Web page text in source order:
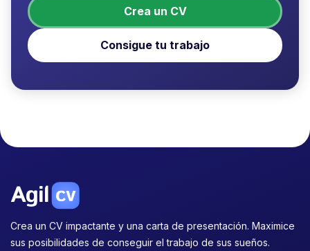
Crea un CV
Consigue tu trabajo
Crea un CV impactante y una carta de presentación. Maximice
sus posibilidades de conseguir el trabajo de sus sueños.